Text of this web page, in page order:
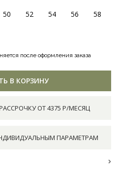
50 52 54 56 58
после оформления заказа
В КОРЗИНУ
ОТ 4375 Р/МЕСЯЦ
ПАРАМЕТРАМ